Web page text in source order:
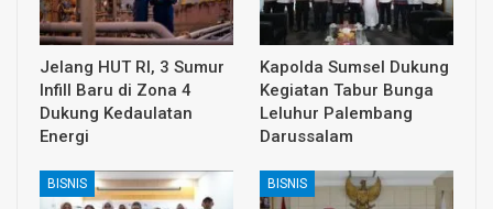
Jelang HUT RI, 3 Sumur
Infill Baru di Zona 4
Dukung Kedaulatan
Energi
Kapolda Sumsel Dukung
Kegiatan Tabur Bunga
Leluhur Palembang
Darussalam
BISNIS BISNIS